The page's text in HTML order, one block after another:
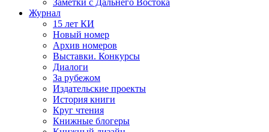
Заметки с Дальнего Востока
Журнал
15 лет КИ
Новый номер
Архив номеров
Выставки. Конкурсы
Диалоги
За рубежом
Издательские проекты
История книги
Круг чтения
Книжные блогеры